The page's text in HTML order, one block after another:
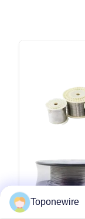
Toponewire